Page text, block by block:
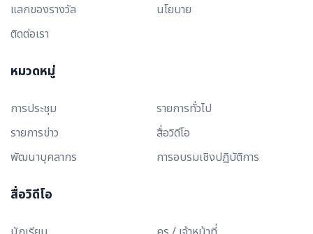
แลกของรางวัล
นโยบาย
ติดต่อเรา
หมวดหมู่
การประชุม
รายการทั่วไป
รายการข่าว
สื่อวิดีโอ
พัฒนาบุคลากร
การอบรมเชิงปฏิบัติการ
สื่อวิดีโอ